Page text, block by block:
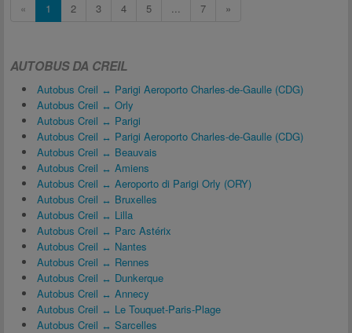
« 1 2 3 4 5 ... 7 »
AUTOBUS DA CREIL
Autobus Creil ↔ Parigi Aeroporto Charles-de-Gaulle (CDG)
Autobus Creil ↔ Orly
Autobus Creil ↔ Parigi
Autobus Creil ↔ Parigi Aeroporto Charles-de-Gaulle (CDG)
Autobus Creil ↔ Beauvais
Autobus Creil ↔ Amiens
Autobus Creil ↔ Aeroporto di Parigi Orly (ORY)
Autobus Creil ↔ Bruxelles
Autobus Creil ↔ Lilla
Autobus Creil ↔ Parc Astérix
Autobus Creil ↔ Nantes
Autobus Creil ↔ Rennes
Autobus Creil ↔ Dunkerque
Autobus Creil ↔ Annecy
Autobus Creil ↔ Le Touquet-Paris-Plage
Autobus Creil ↔ Sarcelles